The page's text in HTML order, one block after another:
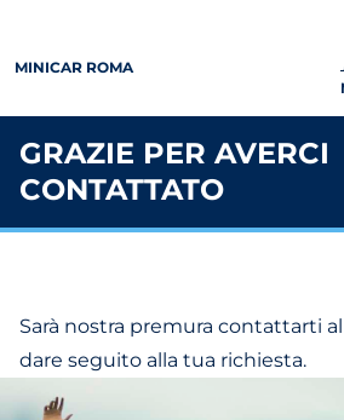
MINICAR ROMA
GRAZIE PER AVERCI
CONTATTATO
Sarà nostra premura contattarti
dare seguito alla tua richiesta.